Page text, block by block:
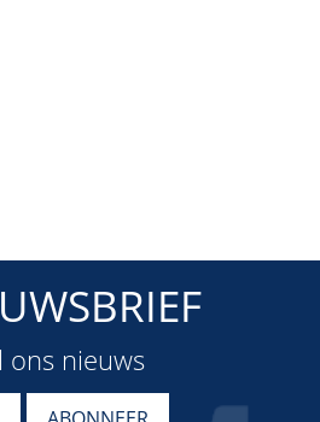
ons nieuws